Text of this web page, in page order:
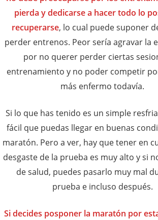
pierda y dedicarse a hacer todo lo
recuperarse, lo cual puede suponer
perder entrenos. Peor sería agravar la
por no querer perder ciertas
entrenamiento y no poder competir
más enfermo todavía.
Si lo que has tenido es un simple
fácil que puedas llegar en buenas
maratón. Pero a ver, hay que tener en
desgaste de la prueba es muy alto y si
de salud, puedes pasarlo muy mal
prueba e incluso después.
Si decides posponer la maratón por